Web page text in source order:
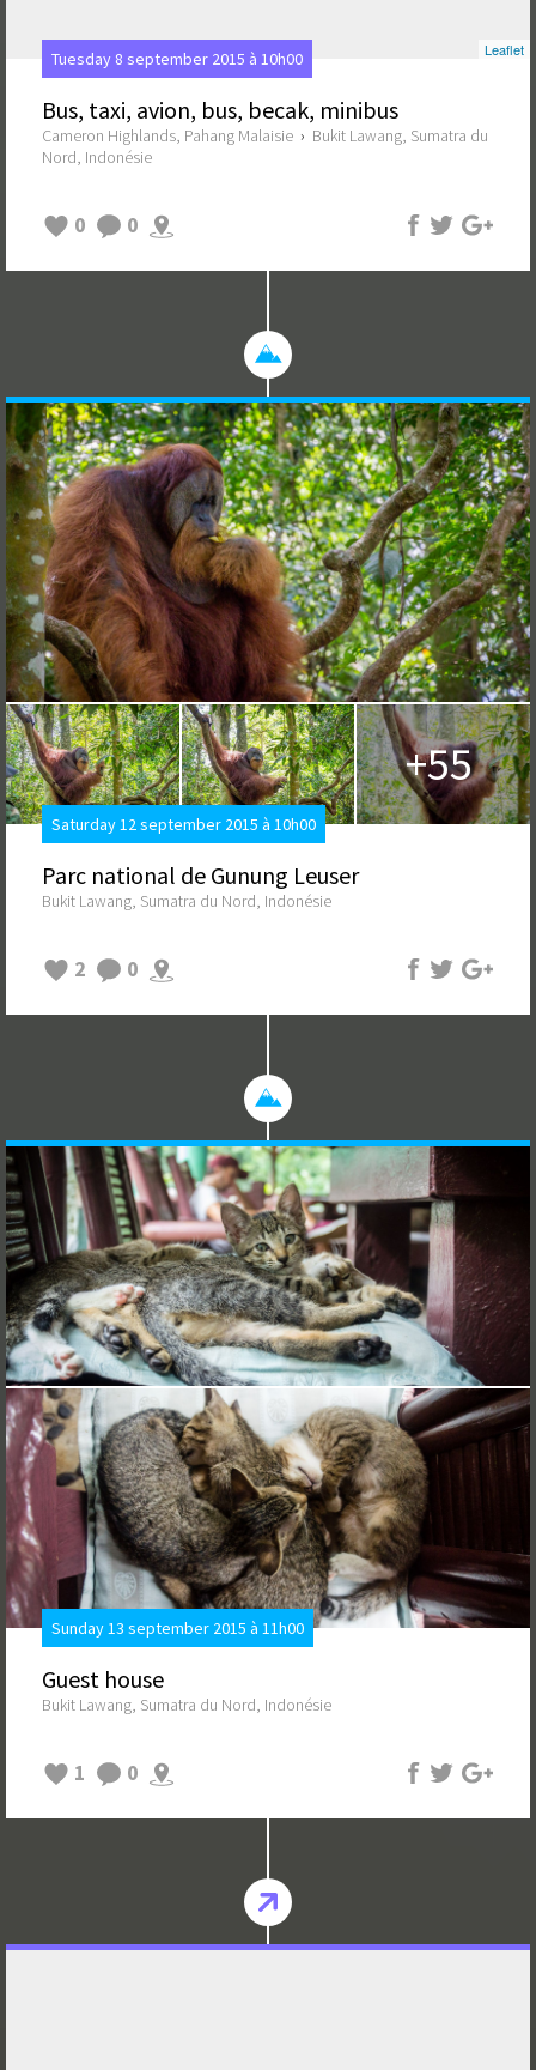
Leaflet
Tuesday 8 september 2015 à 10h00
Bus, taxi, avion, bus, becak, minibus
Cameron Highlands, Pahang Malaisie › Bukit Lawang, Sumatra du
Nord, Indonésie
0 0
+55
Saturday 12 september 2015 à 10h00
Parc national de Gunung Leuser
Bukit Lawang, Sumatra du Nord, Indonésie
2 0
Sunday 13 september 2015 à 11h00
Guest house
Bukit Lawang, Sumatra du Nord, Indonésie
1 0